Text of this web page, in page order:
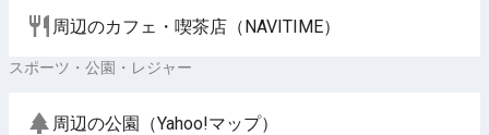
周辺のカフェ・喫茶店（NAVITIME）
スポーツ・公園・レジャー
周辺の公園（Yahoo!マップ）